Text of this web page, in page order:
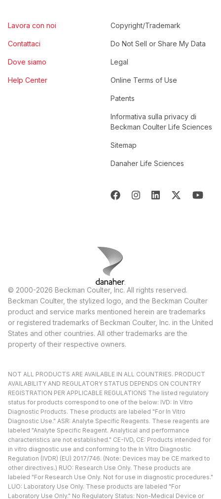
Lavora con noi
Contattaci
Dove siamo
Help Center
Copyright/Trademark
Do Not Sell or Share My Data
Legal
Online Terms of Use
Patents
Informativa sulla privacy di
Beckman Coulter Life Sciences
Sitemap
Danaher Life Sciences
© 2000-2026 Beckman Coulter, Inc. All rights reserved.
Beckman Coulter, the stylized logo, and the Beckman Coulter
product and service marks mentioned herein are trademarks
or registered trademarks of Beckman Coulter, Inc. in the United
States and other countries. All other trademarks are the
property of their respective owners.
NOT ALL PRODUCTS ARE AVAILABLE IN ALL COUNTRIES. PRODUCT
AVAILABILITY AND REGULATORY STATUS DEPENDS ON COUNTRY
REGISTRATION PER APPLICABLE REGULATIONS The listed regulatory
status for products correspond to one of the below: IVD: In Vitro
Diagnostic Products. These products are labeled "For In Vitro
Diagnostic Use." ASR: Analyte Specific Reagents. These reagents are
labeled "Analyte Specific Reagent. Analytical and performance
characteristics are not established." CE-IVD, CE: Products intended for
in vitro diagnostic use and conforming to the In Vitro Diagnostic
Regulation (IVDR) (EU) 2017/746. (Note: Devices may be CE marked to
other directives.) RUO: Research Use Only. These products are
labeled "For Research Use Only. Not for use in diagnostic procedures."
LUO: Laboratory Use Only. These products are labeled "For
Laboratory Use Only." No Regulatory Status: Non-Medical Device or